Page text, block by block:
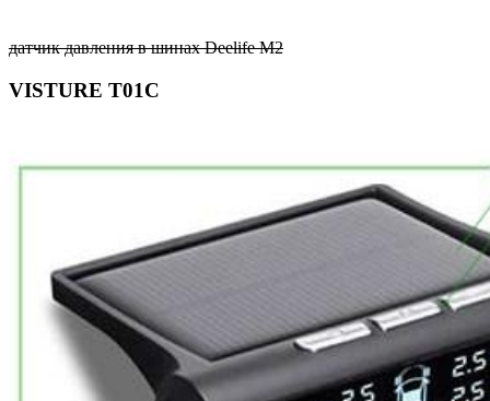
датчик давления в шинах Deelife M2
VISTURE T01C